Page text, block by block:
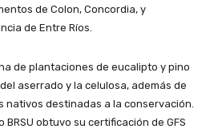
de Colon, Concordia, y
de Entre Ríos.
de plantaciones de eucalipto y pino
aserrado y la celulosa, además de
nativos destinadas a la conservación.
BRSU obtuvo su certificación de GFS